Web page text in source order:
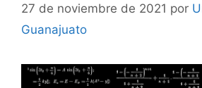
27 de noviembre de 2021 por
Guanajuato